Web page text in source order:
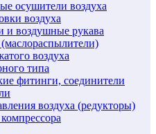
осушители воздуха
воздуха
и воздушные рукава
воздуха
типа
фитинги, соединители
воздуха (редукторы)